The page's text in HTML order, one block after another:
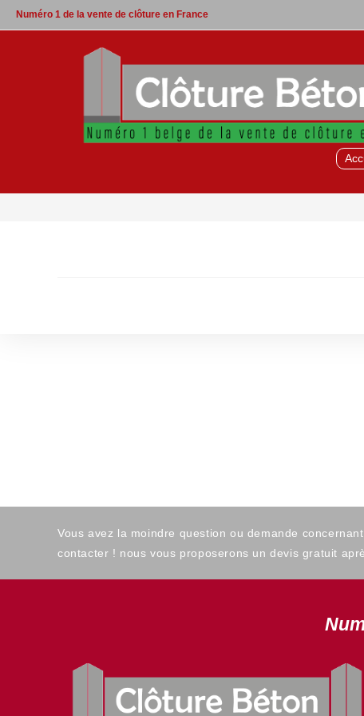
Skip
to
Numéro 1 de la vente de clôture en France
Vous avez la moindre question ou demande
contacter ! nous vous proposerons un devis gratuit